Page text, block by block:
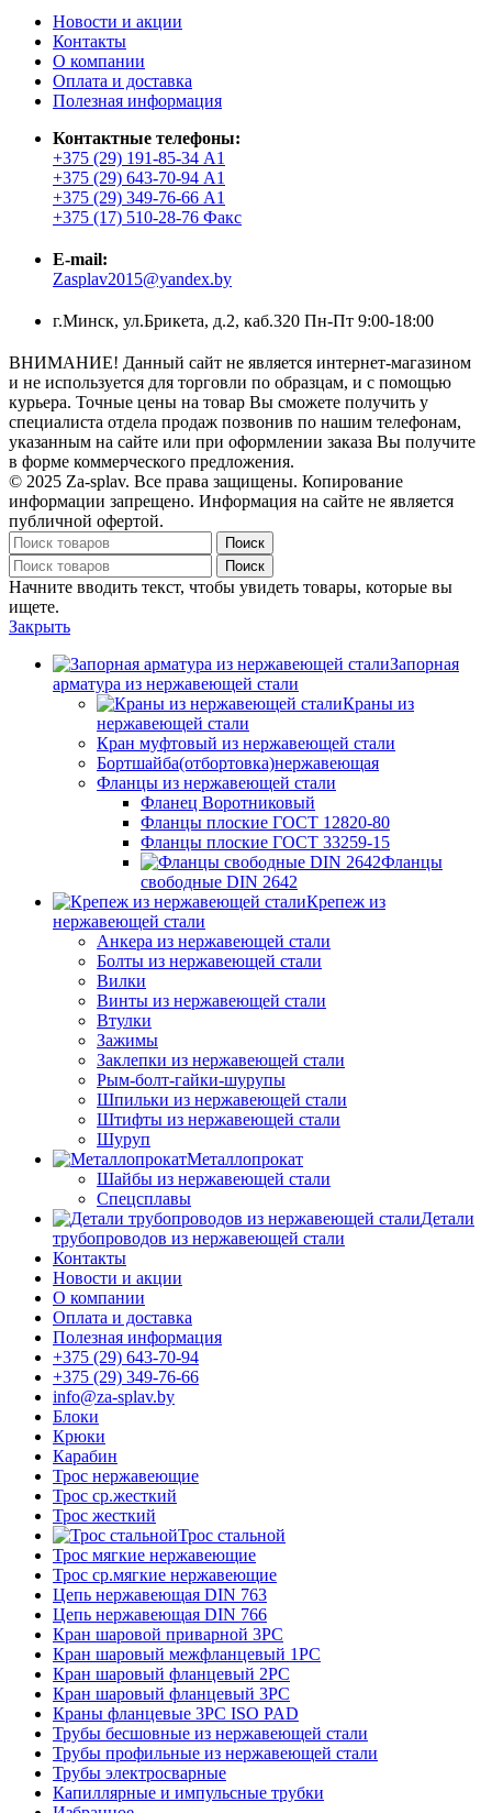
Новости и акции
Контакты
О компании
Оплата и доставка
Полезная информация
Контактные телефоны:
+375 (29) 191-85-34 А1
+375 (29) 643-70-94 А1
+375 (29) 349-76-66 А1
+375 (17) 510-28-76 Факс
E-mail:
Zasplav2015@yandex.by
г.Минск, ул.Брикета, д.2, каб.320 Пн-Пт 9:00-18:00
ВНИМАНИЕ! Данный сайт не является интернет-магазином
и не используется для торговли по образцам, и с помощью
курьера. Точные цены на товар Вы сможете получить у
специалиста отдела продаж позвонив по нашим телефонам,
указанным на сайте или при оформлении заказа Вы получите
в форме коммерческого предложения.
© 2025 Za-splav. Все права защищены. Копирование
информации запрещено. Информация на сайте не является
публичной офертой.
Поиск
Поиск
Начните вводить текст, чтобы увидеть товары, которые вы
ищете.
Закрыть
Запорная
арматура из нержавеющей стали
Краны из
нержавеющей стали
Кран муфтовый из нержавеющей стали
Бортшайба(отбортовка)нержавеющая
Фланцы из нержавеющей стали
Фланец Воротниковый
Фланцы плоские ГОСТ 12820-80
Фланцы плоские ГОСТ 33259-15
Фланцы
свободные DIN 2642
Крепеж из
нержавеющей стали
Анкера из нержавеющей стали
Болты из нержавеющей стали
Вилки
Винты из нержавеющей стали
Втулки
Зажимы
Заклепки из нержавеющей стали
Рым-болт-гайки-шурупы
Шпильки из нержавеющей стали
Штифты из нержавеющей стали
Шуруп
Металлопрокат
Шайбы из нержавеющей стали
Спецсплавы
Детали
трубопроводов из нержавеющей стали
Контакты
Новости и акции
О компании
Оплата и доставка
Полезная информация
+375 (29) 643-70-94
+375 (29) 349-76-66
info@za-splav.by
Блоки
Крюки
Карабин
Трос нержавеющие
Трос ср.жесткий
Трос жесткий
Трос стальной
Трос мягкие нержавеющие
Трос ср.мягкие нержавеющие
Цепь нержавеющая DIN 763
Цепь нержавеющая DIN 766
Кран шаровой приварной 3PC
Кран шаровый межфланцевый 1PC
Кран шаровый фланцевый 2PC
Кран шаровый фланцевый 3PC
Краны фланцевые 3PC ISO PAD
Трубы бесшовные из нержавеющей стали
Трубы профильные из нержавеющей стали
Трубы электросварные
Капиллярные и импульсные трубки